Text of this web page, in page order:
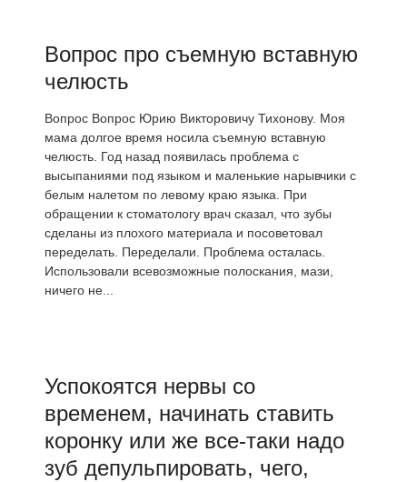
Вопрос про съемную вставную
челюсть
Вопрос Вопрос Юрию Викторовичу Тихонову. Моя
мама долгое время носила съемную вставную
челюсть. Год назад появилась проблема с
высыпаниями под языком и маленькие нарывчики с
белым налетом по левому краю языка. При
обращении к стоматологу врач сказал, что зубы
сделаны из плохого материала и посоветовал
переделать. Переделали. Проблема осталась.
Использовали всевозможные полоскания, мази,
ничего не...
Успокоятся нервы со
временем, начинать ставить
коронку или же все-таки надо
зуб депульпировать, чего,